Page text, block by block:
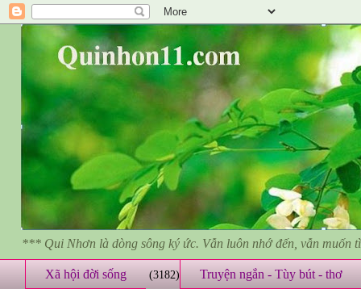
*** Qui Nhơn là dòng sông ký ức. Vẫn luôn nhớ đến, vẫn muốn
Xã hội đời sống (3182) Truyện ngắn - Tùy bút - thơ